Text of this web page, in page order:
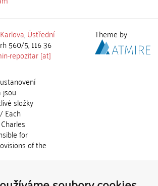
,Ústřední
560/5, 116 36
repozitar [at]
složky
Each
for
of the
být použity k
Theme by